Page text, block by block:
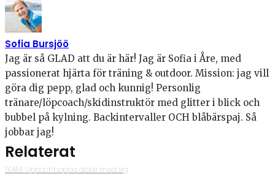
Sofia Bursjöö
Jag är så GLAD att du är här! Jag är Sofia i Åre, med
passionerat hjärta för träning & outdoor. Mission: jag vill
göra dig pepp, glad och kunnig! Personlig
tränare/löpcoach/skidinstruktör med glitter i blick och
bubbel på kylning. Backintervaller OCH blåbärspaj. Så
jobbar jag!
Relaterat
TEAM-Uppochhoppa delar med sig